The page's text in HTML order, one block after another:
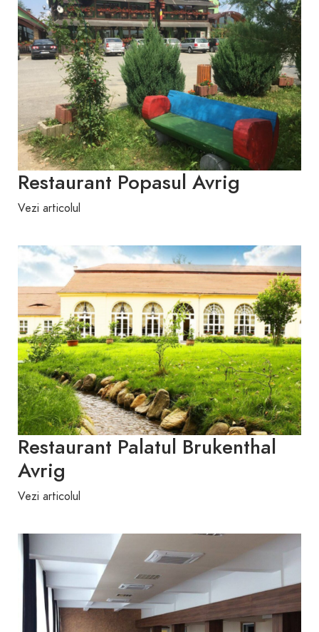
Restaurant Popasul Avrig
Vezi articolul
Restaurant Palatul Brukenthal
Avrig
Vezi articolul